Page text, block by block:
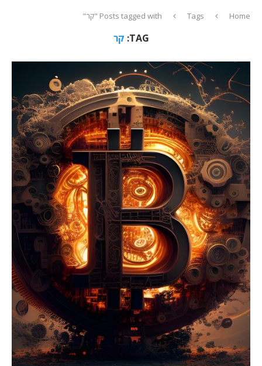
Home
Tags Posts tagged with "קר"
TAG: קר